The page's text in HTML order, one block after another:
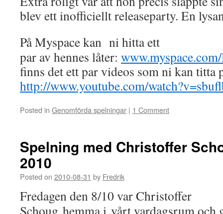
blev ett inofficiellt releaseparty. En
På Myspace kan ni hitta ett
par av hennes låter:
finns det ett par videos som ni kan titta
http://www.youtube.com/
Posted in Genomförda spelningar | 1 Comment
Spelning med Christoffer
2010
Posted on 2010-08-31 by Fredrik
Fredagen den 8/10 var Christoffer
Schoug hemma i vårt vardagsrum och